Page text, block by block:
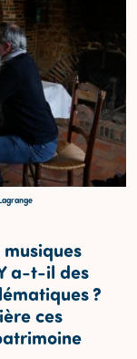
a-t-il des
?
ces